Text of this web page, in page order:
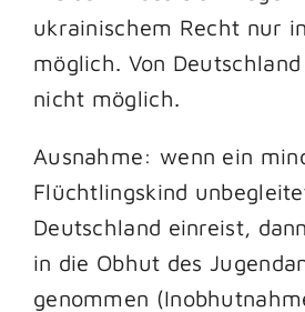
ukrainischem Recht nur
möglich. Von
nicht möglich.
Ausnahme: wenn ein
Flüchtlingskind
Deutschland einreist,
in die Obhut des
genommen